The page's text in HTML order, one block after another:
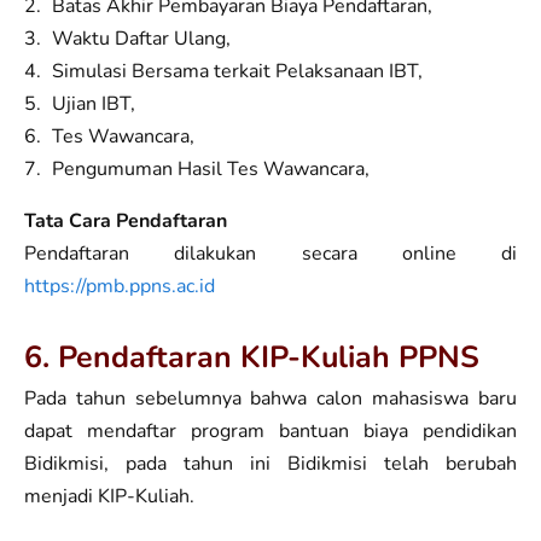
Batas Akhir Pembayaran Biaya Pendaftaran,
Waktu Daftar Ulang,
Simulasi Bersama terkait Pelaksanaan IBT,
Ujian IBT,
Tes Wawancara,
Pengumuman Hasil Tes Wawancara,
Tata Cara Pendaftaran
Pendaftaran dilakukan secara online di
https://pmb.ppns.ac.id
6. Pendaftaran KIP-Kuliah PPNS
Pada tahun sebelumnya bahwa calon mahasiswa baru
dapat mendaftar program bantuan biaya pendidikan
Bidikmisi, pada tahun ini Bidikmisi telah berubah
menjadi KIP-Kuliah.